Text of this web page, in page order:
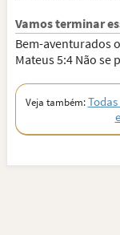
Vamos terminar
Bem-aventurados
Mateus 5:4 Não se
Veja também: